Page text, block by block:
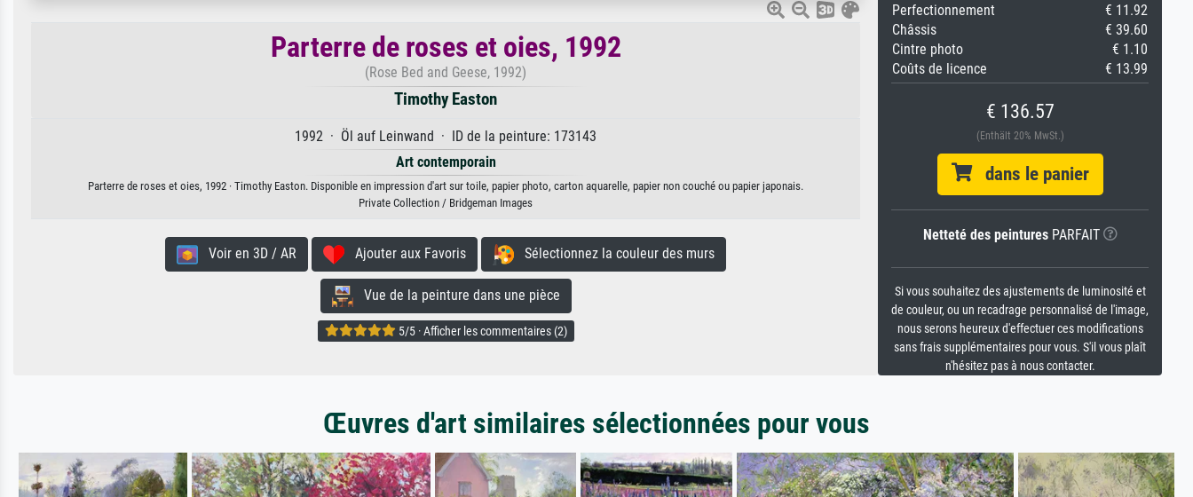
Parterre de roses et oies, 1992
(Rose Bed and Geese, 1992)
Timothy Easton
1992 · Öl auf Leinwand · ID de la peinture: 173143
Art contemporain
Parterre de roses et oies, 1992 · Timothy Easton. Disponible en impression d'art sur toile, papier photo, carton aquarelle, papier non couché ou papier japonais.
Private Collection / Bridgeman Images
Voir en 3D / AR Ajouter aux Favoris Sélectionnez la couleur des murs
Vue de la peinture dans une pièce
5/5 · Afficher les commentaires (2)
Perfectionnement
€ 11.92
Châssis
€ 39.60
Cintre photo
€ 1.10
Coûts de licence
€ 13.99
€ 136.57
(Enthält 20% MwSt.)
dans le panier
Netteté des peinturesPARFAIT
Si vous souhaitez des ajustements de luminosité et
de couleur, ou un recadrage personnalisé de l'image,
nous serons heureux d'effectuer ces modifications
sans frais supplémentaires pour vous. S'il vous plaît
n'hésitez pas à nous contacter.
Œuvres d'art similaires sélectionnées pour vous